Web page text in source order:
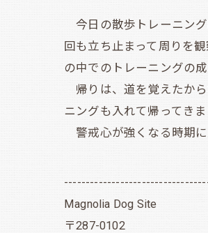
今日の散歩トレーニング
回も立ち止まって周りを
の中でのトレーニングの
帰りは、道を覚えたから
ニングも入れて帰ってきま
警戒心が強くなる時期に
Magnolia Dog Site
〒287-0102